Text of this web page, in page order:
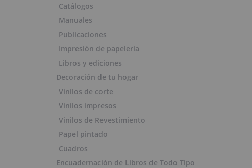
Catálogos
Manuales
Publicaciones
Impresión de papelería
Libros y ediciones
Decoración de tu hogar
Vinilos de corte
Vinilos impresos
Vinilos de Revestimiento
Papel pintado
Cuadros
Encuadernación de Libros de Todo Tipo